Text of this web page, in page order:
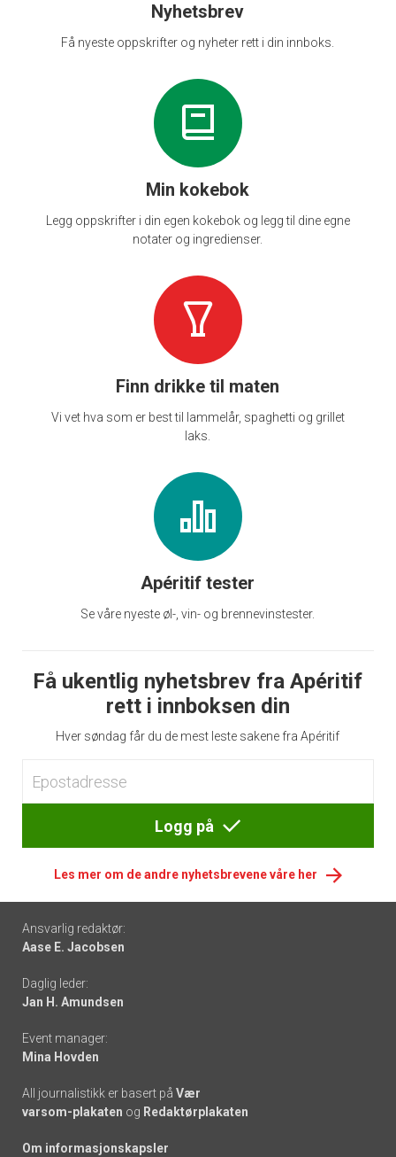
Nyhetsbrev
Få nyeste oppskrifter og nyheter rett i din innboks.
Min kokebok
Legg oppskrifter i din egen kokebok og legg til dine egne
notater og ingredienser.
Finn drikke til maten
Vi vet hva som er best til lammelår, spaghetti og grillet
laks.
Apéritif tester
Se våre nyeste øl-, vin- og brennevinstester.
Få ukentlig nyhetsbrev fra Apéritif
rett i innboksen din
Hver søndag får du de mest leste sakene fra Apéritif
Logg på
Les mer om de andre nyhetsbrevene våre her
Footer
-
links
Ansvarlig redaktør:
Aase E. Jacobsen
Daglig leder:
Jan H. Amundsen
Event manager:
Mina Hovden
All journalistikk er basert på Vær
varsom-plakaten og Redaktørplakaten
Om informasjonskapsler